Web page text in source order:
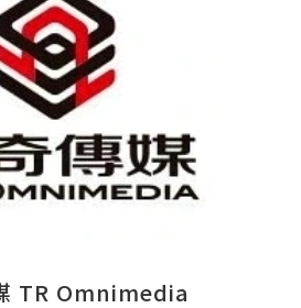
TR Omnimedia